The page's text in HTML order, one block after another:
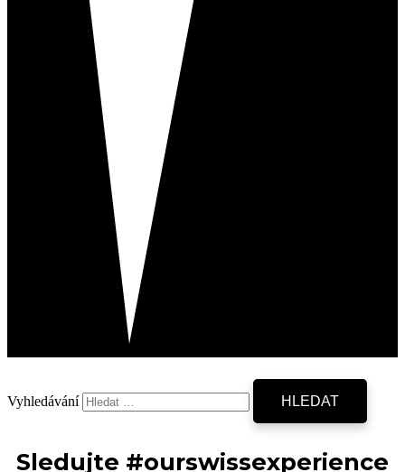
Vyhledávání
Sledujte #ourswissexperience